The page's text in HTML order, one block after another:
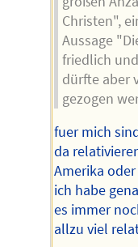
Christen",
Aussage
friedlich
dürfte aber
gezogen
fuer mich
da
Amerika
ich habe
es immer
allzu viel